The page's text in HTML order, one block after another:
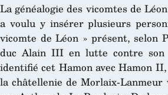
La généalogie des vicomtes de
a voulu y insérer plusieurs
vicomte de Léon » présent, selon
duc Alain III en lutte contre son
identifié cet Hamon avec Hamon
la châtellenie de Morlaix-